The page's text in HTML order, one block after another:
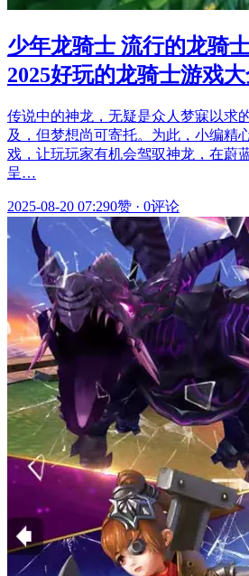
少年龙骑士 流行的龙骑
2025好玩的龙骑士游戏
传说中的神龙，无疑是众人梦寐以求
及，但梦想尚可寄托。为此，小编精
戏，让玩玩家有机会驾驭神龙，在蔚
呈…
2025-08-20 07:290赞 · 0评论